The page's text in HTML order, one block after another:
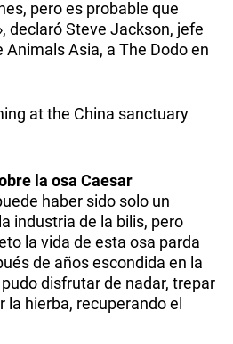
pero es probable que
declaró Steve Jackson, jefe
Asia, a The Dodo en
la osa Caesar
haber sido solo un
industria de la bilis, pero
la vida de esta osa parda
de años escondida en la
disfrutar de nadar, trepar
la hierba, recuperando el